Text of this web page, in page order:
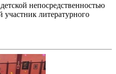
непосредственностью
литературного